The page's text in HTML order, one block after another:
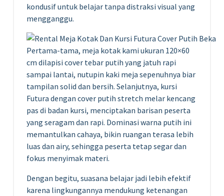
kondusif untuk belajar tanpa distraksi visual yang
mengganggu.
Pertama-tama, meja kotak kami ukuran 120×60
cm dilapisi cover tebar putih yang jatuh rapi
sampai lantai, nutupin kaki meja sepenuhnya biar
tampilan solid dan bersih. Selanjutnya, kursi
Futura dengan cover putih stretch melar kencang
pas di badan kursi, menciptakan barisan peserta
yang seragam dan rapi. Dominasi warna putih ini
memantulkan cahaya, bikin ruangan terasa lebih
luas dan airy, sehingga peserta tetap segar dan
fokus menyimak materi.
Dengan begitu, suasana belajar jadi lebih efektif
karena lingkungannya mendukung ketenangan